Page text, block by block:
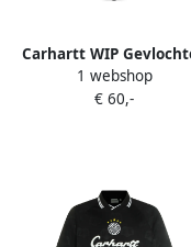
Carhartt WIP
sleutelhanger Bruin
1 webshop
€ 60,-